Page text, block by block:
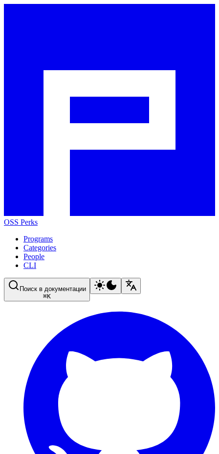
OSS Perks
Programs
Categories
People
CLI
Поиск в документации
⌘K